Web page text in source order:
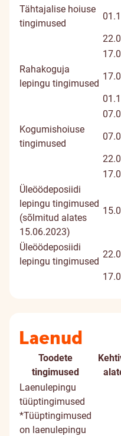
Tähtajalise hoiuse
tingimused
Rahakoguja
lepingu tingimused
Kogumishoiuse
tingimused
Üleöödeposiidi
lepingu tingimused
(sõlmitud alates
15.06.2023)
Üleöödeposiidi
lepingu tingimused
Laenud
Toodete
tingimused
Laenulepingu
tüüptingimused
*Tüüptingimused
on laenulepingu